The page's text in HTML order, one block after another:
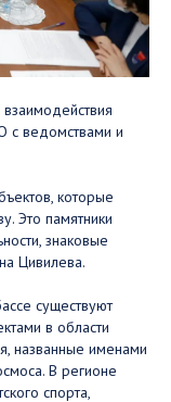
с ведомствами и
которые
Это памятники
знаковые
Цивилева.
существуют
в области
названные именами
В регионе
спорта,